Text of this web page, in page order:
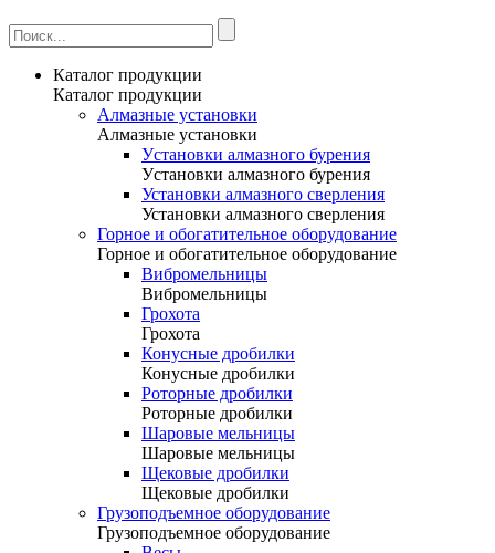
Каталог продукции
Каталог продукции
Алмазные установки
Алмазные установки
Уcтановки алмазного бурения
Уcтановки алмазного бурения
Установки алмазного сверления
Установки алмазного сверления
Горное и обогатительное оборудование
Горное и обогатительное оборудование
Вибромельницы
Вибромельницы
Грохота
Грохота
Конусные дробилки
Конусные дробилки
Роторные дробилки
Роторные дробилки
Шаровые мельницы
Шаровые мельницы
Щековые дробилки
Щековые дробилки
Грузоподъемное оборудование
Грузоподъемное оборудование